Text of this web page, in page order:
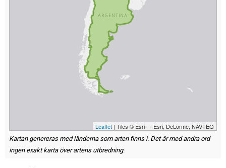
Leaflet | Tiles © Esri — Esri, DeLorme, NAVTEQ
Kartan genereras med länderna som arten finns i. Det är med andra ord
ingen exakt karta över artens utbredning.